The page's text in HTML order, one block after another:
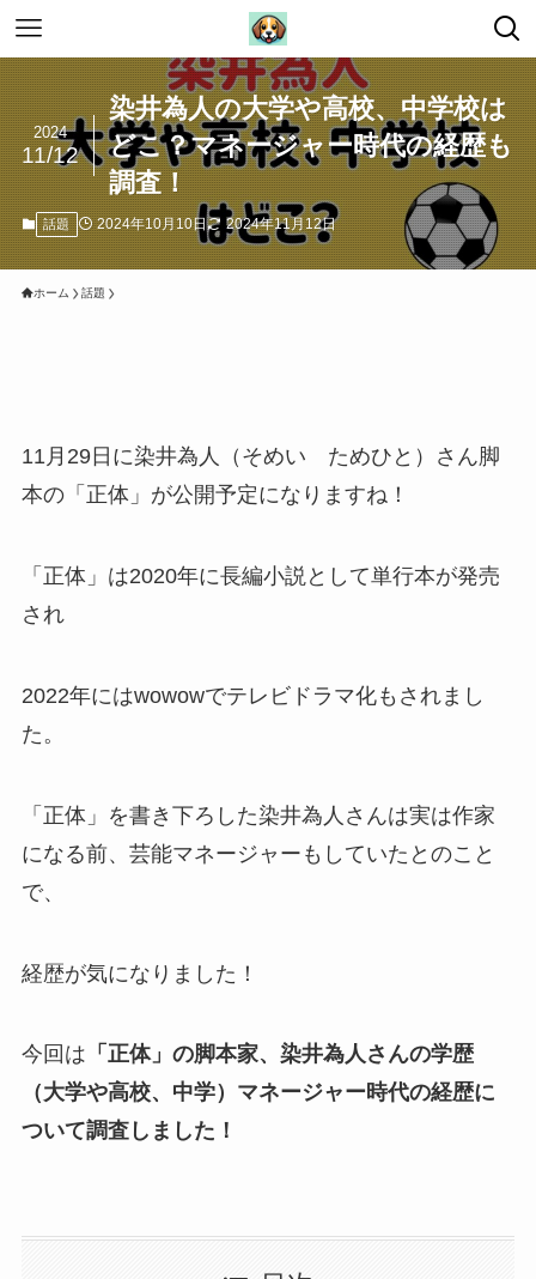
染井為人の大学や高校、中学校は
どこ？マネージャー時代の経歴も
調査！
2024
11/12
話題 2024年10月10日 2024年11月12日
ホーム 話題
11月29日に染井為人（そめい ためひと）さん脚
本の「正体」が公開予定になりますね！
「正体」は2020年に長編小説として単行本が発売
され
2022年にはwowowでテレビドラマ化もされまし
た。
「正体」を書き下ろした染井為人さんは実は作家
になる前、芸能マネージャーもしていたとのこと
で、
経歴が気になりました！
今回は 「正体」の脚本家、染井為人さんの学歴
（大学や高校、中学）マネージャー時代の経歴に
ついて調査しました！